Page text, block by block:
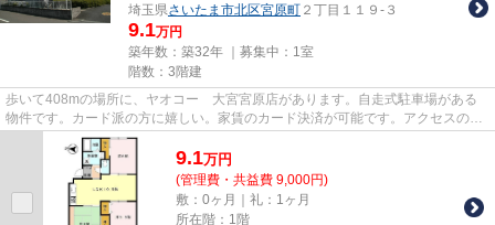
埼玉県さいたま市北区宮原町 ２丁目１１９-３
9.1万円
築年数：築32年 ｜募集中： 1室
階数：3階建
歩いて408mの場所に、ヤオコー 大宮宮原店があります。自走式駐車場がある
物件です。カード派の方に嬉しい。家賃のカード決済が可能です。アクセスの良
い徒歩6分の物件です。実際に物...
9.1万円
(管理費・共益費 9,000円)
敷：0ヶ月｜礼：1ヶ月
所在階：1階